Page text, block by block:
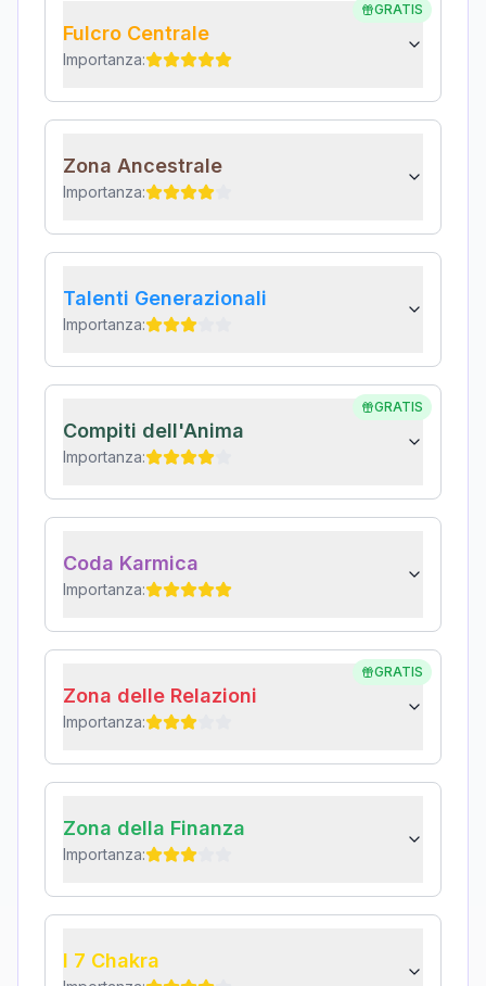
GRATIS
Fulcro Centrale
Importanza:
Zona Ancestrale
Importanza:
Talenti Generazionali
Importanza:
GRATIS
Compiti dell'Anima
Importanza:
Coda Karmica
Importanza:
GRATIS
Zona delle Relazioni
Importanza:
Zona della Finanza
Importanza:
I 7 Chakra